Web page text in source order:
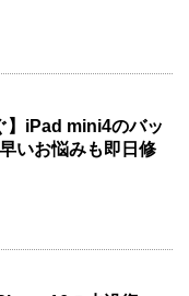
】iPad mini4のバッ
いお悩みも即日修